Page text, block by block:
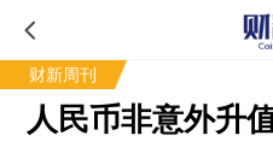
财新周刊
人民币非意外升